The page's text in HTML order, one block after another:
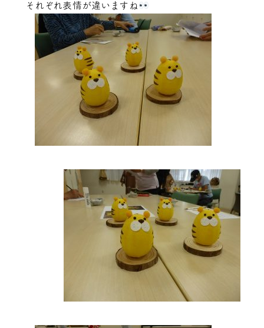
それぞれ表情が違いますね